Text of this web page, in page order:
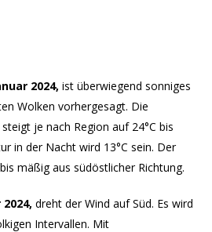
2024, ist überwiegend sonniges
Wolken vorhergesagt. Die
je nach Region auf 24°C bis
in der Nacht wird 13°C sein. Der
mäßig aus südöstlicher Richtung.
dreht der Wind auf Süd. Es wird
Intervallen. Mit